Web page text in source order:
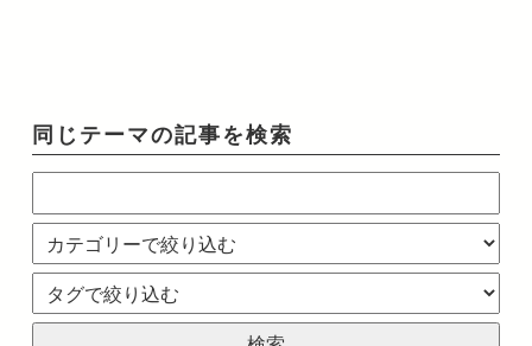
同じテーマの記事を検索